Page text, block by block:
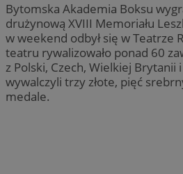
Bytomska Akademia Boksu
drużynową XVIII Memoriału
w weekend odbył się w Teatrze
teatru rywalizowało ponad 60
z Polski, Czech, Wielkiej
wywalczyli trzy złote, pięć
medale.